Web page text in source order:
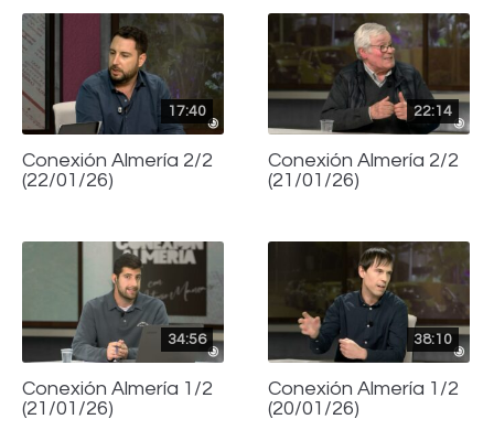
17:40
Conexión Almería 2/2
(22/01/26)
22:14
Conexión Almería 2/2
(21/01/26)
34:56
Conexión Almería 1/2
(21/01/26)
38:10
Conexión Almería 1/2
(20/01/26)